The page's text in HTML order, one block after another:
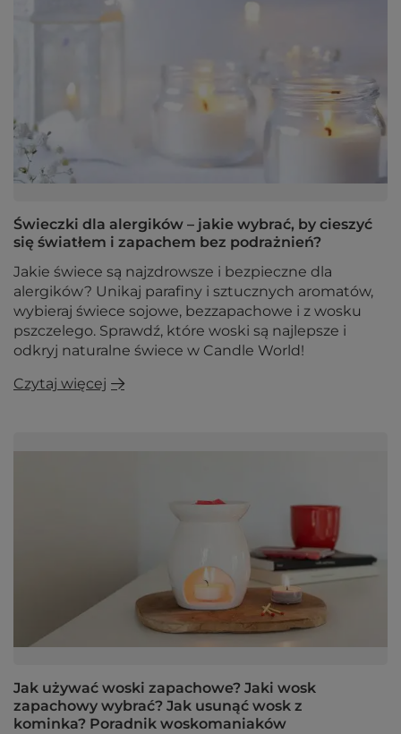
Świeczki dla alergików – jakie wybrać, by cieszyć
się światłem i zapachem bez podrażnień?
Jakie świece są najzdrowsze i bezpieczne dla
alergików? Unikaj parafiny i sztucznych aromatów,
wybieraj świece sojowe, bezzapachowe i z wosku
pszczelego. Sprawdź, które woski są najlepsze i
odkryj naturalne świece w Candle World!
Czytaj więcej
Jak używać woski zapachowe? Jaki wosk
zapachowy wybrać? Jak usunąć wosk z
kominka? Poradnik woskomaniaków